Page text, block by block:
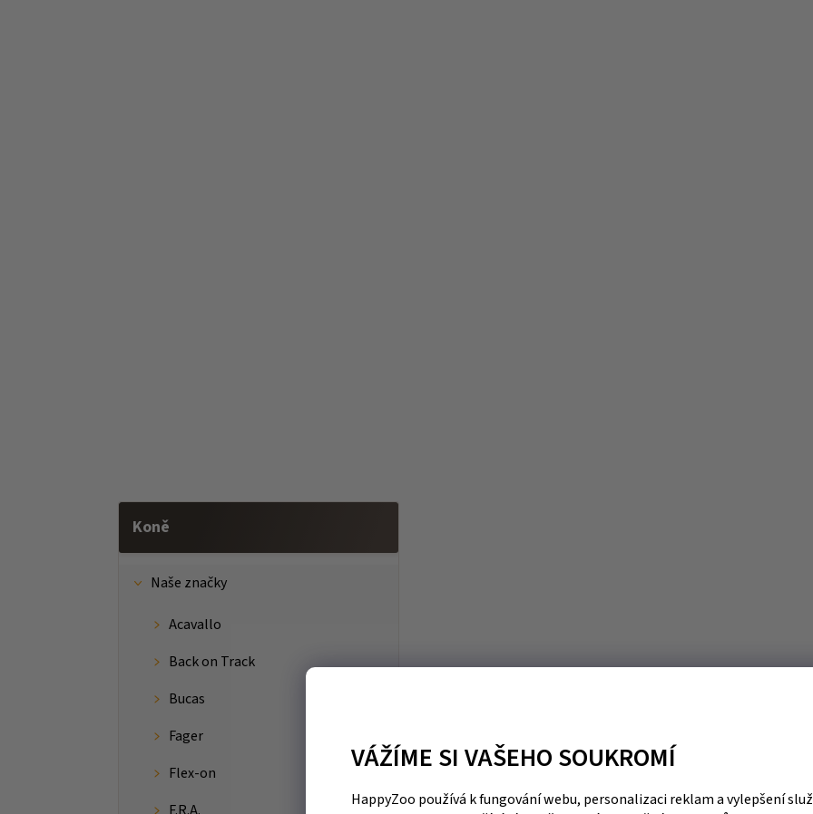
VÁŽÍME SI VAŠEHO SOUKROMÍ
HappyZoo používá k fungování webu, personalizaci reklam a vylepšení
Koně
Naše značky
Acavallo
Back on Track
Bucas
Fager
Flex-on